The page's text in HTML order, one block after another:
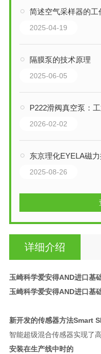
简述空气采样器的工
2025-04-19
隔膜泵的技术原理
2025-06-05
P222滑阀真空泵：工业
2026-02-02
东京理化EYELA磁
2025-08-26
详细介绍
玉崎科学爱安得AND进口基
玉崎科学爱安得AND进口基
新开发的传感器方法Smart
智能超级混合传感器实现了
安装在生产线中时的